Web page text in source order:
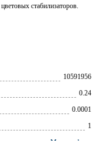
стабилизаторов.
10591956
0.24
0.0001
1